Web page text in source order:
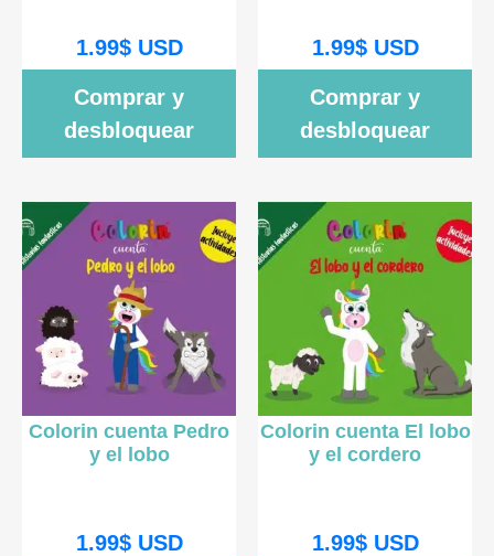
1.99$USD
Comprar y
desbloquear
1.99$USD
Comprar y
desbloquear
Colorin cuenta Pedro
y el lobo
1.99$USD
Colorin cuenta El lobo
y el cordero
1.99$USD